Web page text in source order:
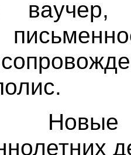
ваучер,
Новые